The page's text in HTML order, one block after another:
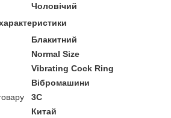
Чоловічий
Блакитний
Normal Size
Vibrating Cock Ring
Вібромашини
3C
Китай